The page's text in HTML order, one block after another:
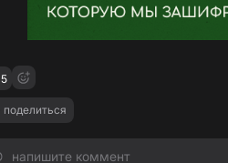
5
поделиться
напишите коммент